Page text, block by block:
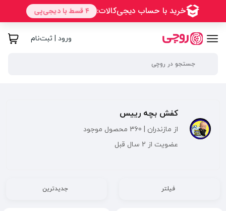
ورود | ثبت‌نام
کفش بچه رییس
از مازندران | 360 محصول موجود
عضویت از 2 سال قبل
فیلتر جدیدترین